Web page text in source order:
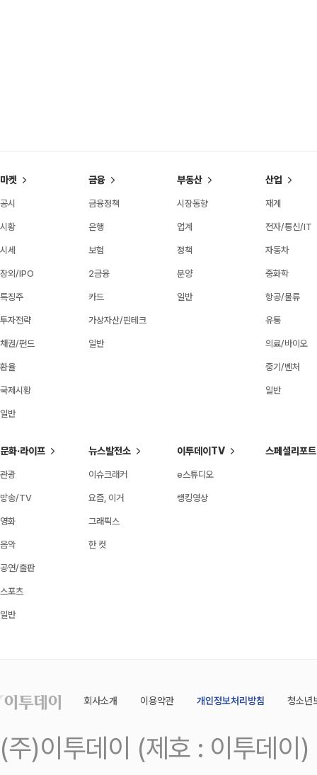
마켓
공시
시황
시세
장외/IPO
특징주
투자전략
채권/펀드
환율
국제시황
일반
금융
금융정책
은행
보험
2금융
카드
가상자산/핀테크
일반
부동산
시장동향
업계
정책
분양
일반
산업
재계
전자/통신/IT
자동차
중화학
항공/물류
유통
의료/바이오
중기/벤처
일반
문화·라이프
관광
방송/TV
영화
음악
공연/출판
스포츠
일반
뉴스발전소
이슈크래커
요즘, 이거
그래픽스
한 컷
이투데이TV
e스튜디오
랭킹영상
스페셜리포트
회사소개 이용약관 개인정보처리방침 청소년
(주)이투데이 (제호 : 이투데